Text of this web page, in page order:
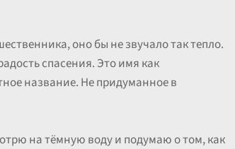
оно бы не звучало так тепло.
спасения. Это имя как
название. Не придуманное в
на тёмную воду и подумаю о том, как